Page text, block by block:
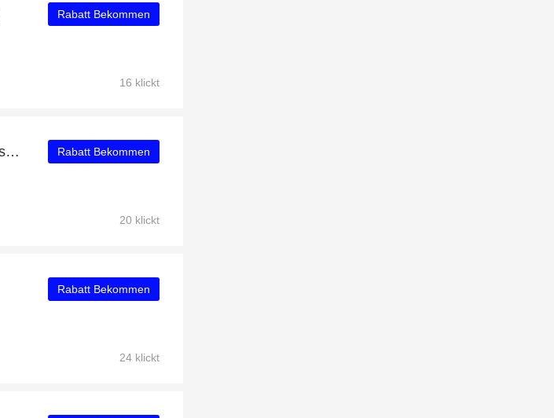
Rabatt Bekommen
16 klickt
Die neuesten Angebote und Deals bei Meintierdiscount Rabatt Bekommen
20 klickt
Rabatt Bekommen
24 klickt